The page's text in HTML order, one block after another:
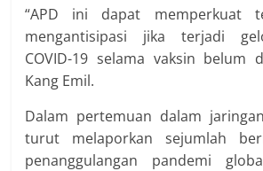
“APD ini dapat memperkuat
mengantisipasi jika terjadi
COVID-19 selama vaksin belum
Kang Emil.
Dalam pertemuan dalam
turut melaporkan sejumlah
penanggulangan pandemi